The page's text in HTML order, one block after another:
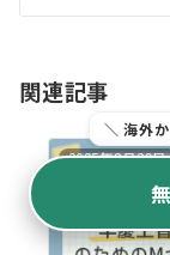
＼ 海外
シ
ン
関連記事
2025年8月29日